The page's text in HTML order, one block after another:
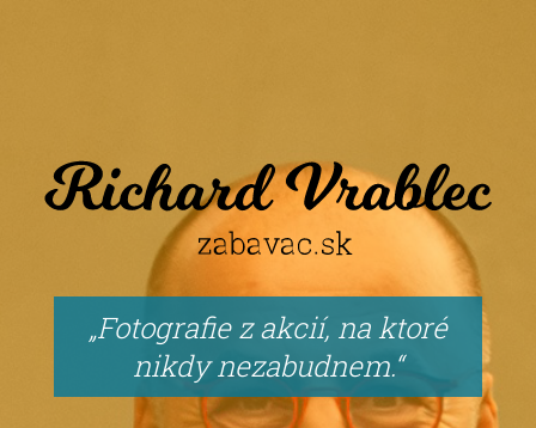
Fotografie z akcií, na ktoré
nikdy nezabudnem.